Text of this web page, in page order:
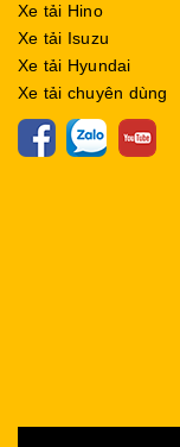
Xe tải Hino
Xe tải Isuzu
Xe tải Hyundai
Xe tải chuyên dùng